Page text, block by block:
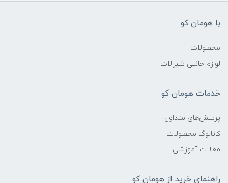
با هومان کو
محصولات
لوازم جانبی شیرالات
خدمات هومان کو
پرسش‌های متداول
کاتالوگ محصولات
مقالات آموزشی
راهنمای خرید از هومان کو